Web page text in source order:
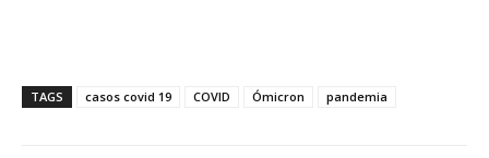
TAGS casos covid 19 COVID Ómicron pandemia